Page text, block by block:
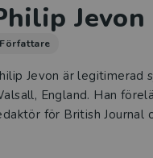
Jevon
Författare
Jevon är legitimerad
England. Han
för British Journal